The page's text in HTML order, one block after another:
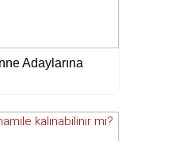
Adaylarına